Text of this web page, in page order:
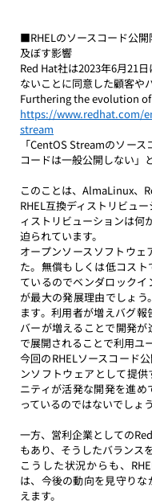
■RHELのソースコード公
及ぼす影響
Red Hat社は2023年6月21
ないことに同意した顧客や
Furthering the evolution of
https://www.redhat.com/
stream
「CentOS Streamのソー
コードは一般公開しない」
このことは、AlmaLinux、
RHEL互換ディストリビュ
ィストリビューションは何
迫られています。
オープンソースソフトウ
た。無償もしくは低コス
ているのでベンダロック
が最大の発展理由でしょ
ます。利用者が増えバグ
バーが増えることで開発
で展開されることで利用ユ
今回のRHELソースコード
ンソフトウェアとして提
ニティが活発な開発を進
っているのではないでしょう
一方、営利企業としての
もあり、そうしたバランス
こうした状況からも、
は、今後の動向を見守り
えます。